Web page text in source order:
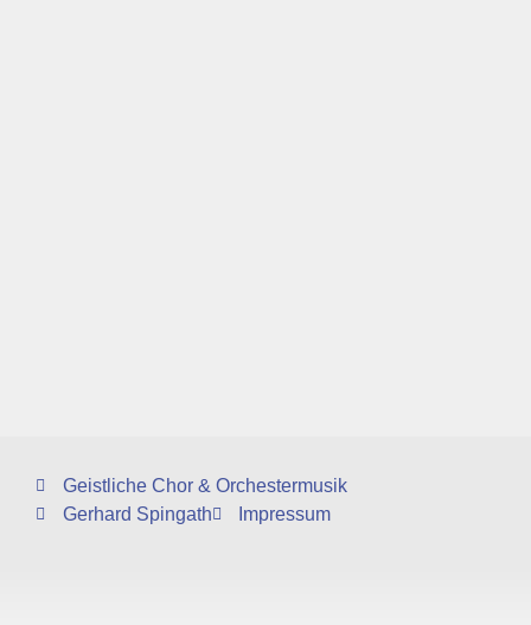
Geistliche Chor & Orchestermusik
Gerhard Spingath
Impressum